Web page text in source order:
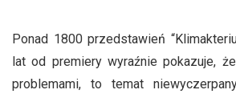
Ponad 1800 przedstawień
lat od premiery wyraźnie pokazuje,
problemami, to temat